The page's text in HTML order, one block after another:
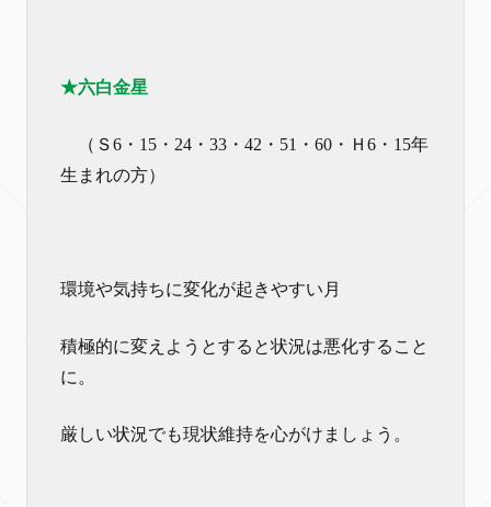
★六白金星
（Ｓ6・15・24・33・42・51・60・Ｈ6・15年
生まれの方）
環境や気持ちに変化が起きやすい月
積極的に変えようとすると状況は悪化すること
に。
厳しい状況でも現状維持を心がけましょう。